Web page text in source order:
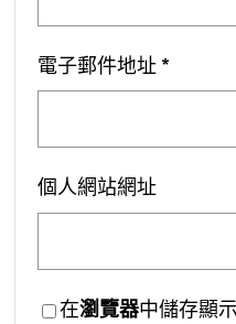
電子郵件地址 *
個人網站網址
在瀏覽器中儲存顯